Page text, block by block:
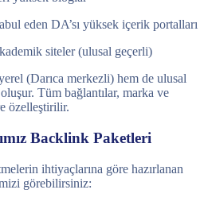
eden DA’sı yüksek içerik portalları
siteler (ulusal geçerli)
(Darıca merkezli) hem de ulusal
Tüm bağlantılar, marka ve
özelleştirilir.
Backlink Paketleri
ihtiyaçlarına göre hazırlanan
görebilirsiniz: